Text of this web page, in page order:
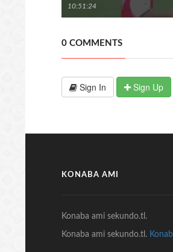
10:51:24
0 COMMENTS
Sign In Sign Up
KONABA AMI
Konaba ami sekundo.tl.
Konaba ami sekundo.tl.